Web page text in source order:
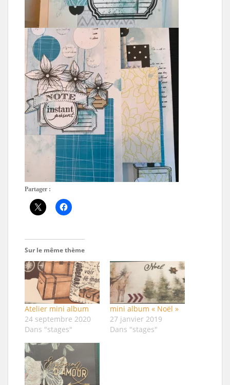
Partager :
Sur le même thème
Atelier mini album
24 septembre 2020
Dans "stages"
mini album « Noël »
27 janvier 2019
Dans "stages"